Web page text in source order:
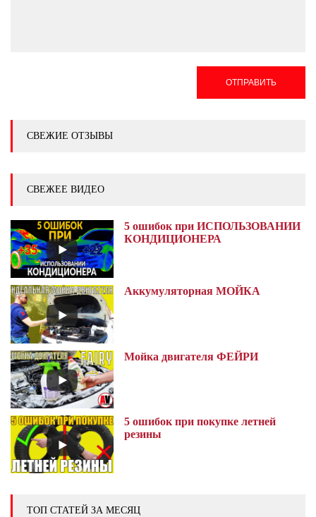
ОТПРАВИТЬ
СВЕЖИЕ ОТЗЫВЫ
СВЕЖЕЕ ВИДЕО
5 ошибок при ИСПОЛЬЗОВАНИИ
КОНДИЦИОНЕРА
Аккумуляторная МОЙКА
Мойка двигателя ФЕЙРИ
5 ошибок при покупке летней
резины
ТОП СТАТЕЙ ЗА МЕСЯЦ